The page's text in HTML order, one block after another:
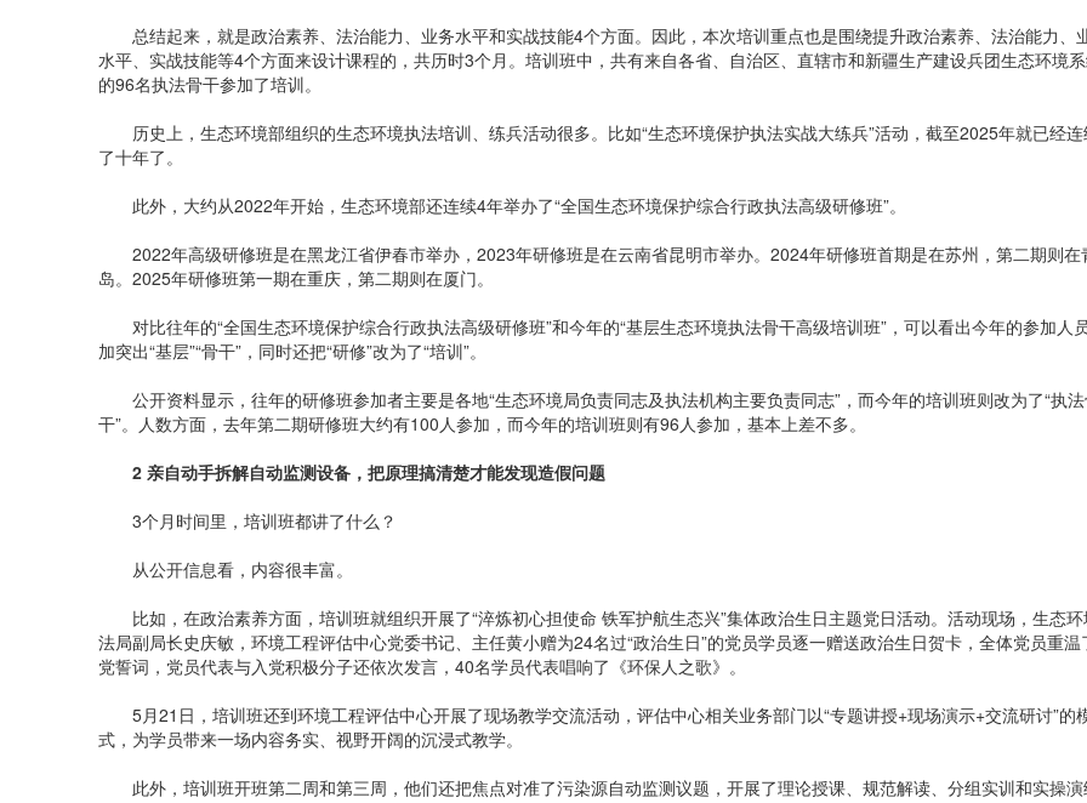
总结起来，就是政治素养、法治能力、业务水平和实战技能4个方面。因此，本次培训重点也是围绕提升政治素养、法治能力、
水平、实战技能等4个方面来设计课程的，共历时3个月。培训班中，共有来自各省、自治区、直辖市和新疆生产建设兵团生态环境
的96名执法骨干参加了培训。
历史上，生态环境部组织的生态环境执法培训、练兵活动很多。比如“生态环境保护执法实战大练兵”活动，截至2025年就已经
了十年了。
此外，大约从2022年开始，生态环境部还连续4年举办了“全国生态环境保护综合行政执法高级研修班”。
2022年高级研修班是在黑龙江省伊春市举办，2023年研修班是在云南省昆明市举办。2024年研修班首期是在苏州，第二期则在
岛。2025年研修班第一期在重庆，第二期则在厦门。
对比往年的“全国生态环境保护综合行政执法高级研修班”和今年的“基层生态环境执法骨干高级培训班”，可以看出今年的参加人
加突出“基层”“骨干”，同时还把“研修”改为了“培训”。
公开资料显示，往年的研修班参加者主要是各地“生态环境局负责同志及执法机构主要负责同志”，而今年的培训班则改为了“执
干”。人数方面，去年第二期研修班大约有100人参加，而今年的培训班则有96人参加，基本上差不多。
2 亲自动手拆解自动监测设备，把原理搞清楚才能发现造假问题
3个月时间里，培训班都讲了什么？
从公开信息看，内容很丰富。
比如，在政治素养方面，培训班就组织开展了“淬炼初心担使命 铁军护航生态兴”集体政治生日主题党日活动。活动现场，生态
法局副局长史庆敏，环境工程评估中心党委书记、主任黄小赠为24名过“政治生日”的党员学员逐一赠送政治生日贺卡，全体党员重温
党誓词，党员代表与入党积极分子还依次发言，40名学员代表唱响了《环保人之歌》。
5月21日，培训班还到环境工程评估中心开展了现场教学交流活动，评估中心相关业务部门以“专题讲授+现场演示+交流研讨”的
式，为学员带来一场内容务实、视野开阔的沉浸式教学。
此外，培训班开班第二周和第三周，他们还把焦点对准了污染源自动监测议题，开展了理论授课、规范解读、分组实训和实操演